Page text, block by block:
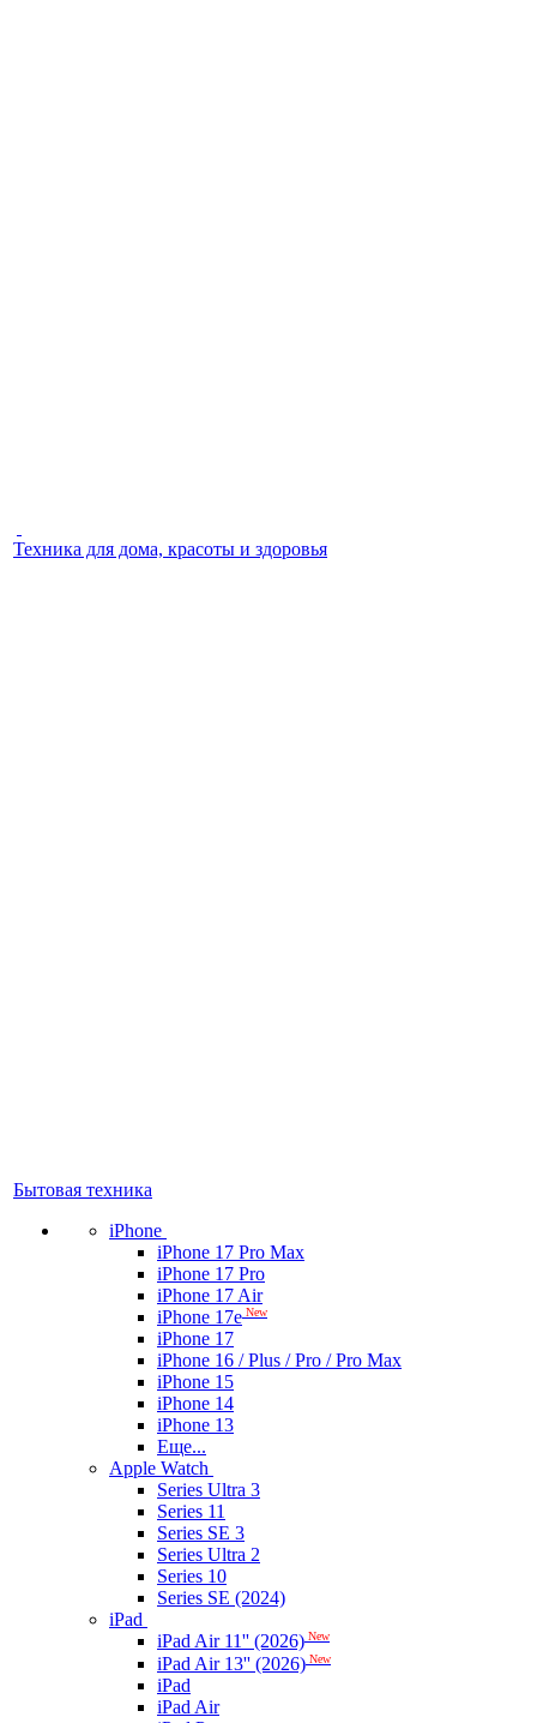
Техника для дома, красоты и здоровья
Бытовая техника
iPhone
iPhone 17 Pro Max
iPhone 17 Pro
iPhone 17 Air
iPhone 17e New
iPhone 17
iPhone 16 / Plus / Pro / Pro Max
iPhone 15
iPhone 14
iPhone 13
Еще...
Apple Watch
Series Ultra 3
Series 11
Series SE 3
Series Ultra 2
Series 10
Series SE (2024)
iPad
iPad Air 11'' (2026) New
iPad Air 13'' (2026) New
iPad
iPad Air